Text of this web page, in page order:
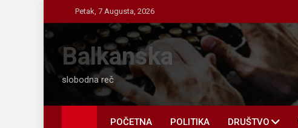
to
content
Petak, 7 Augusta, 2026
Balkanska
slobodna reč
POČETNA POLITIKA DRUŠTVO